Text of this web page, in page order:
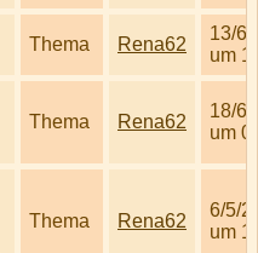
Thema Rena62
13/6/
um
Thema Rena62
18/6/
um
Thema Rena62
6/5/
um